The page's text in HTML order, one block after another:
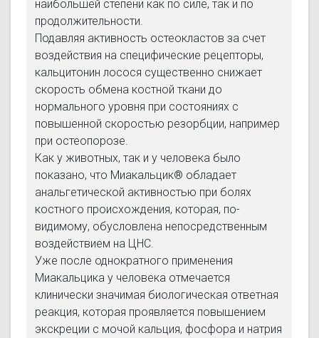
наибольшей степени как по силе, так и по
продолжительности.
Подавляя активность остеокластов за счет
воздействия на специфические рецепторы,
кальцитонин лосося существенно снижает
скорость обмена костной ткани до
нормального уровня при состояниях с
повышенной скоростью резорбции, например
при остеопорозе.
Как у животных, так и у человека было
показано, что Миакальцик® обладает
анальгетической активностью при болях
костного происхождения, которая, по-
видимому, обусловлена непосредственным
воздействием на ЦНС.
Уже после однократного применения
Миакальцика у человека отмечается
клинически значимая биологическая ответная
реакция, которая проявляется повышением
экскреции с мочой кальция, фосфора и натрия